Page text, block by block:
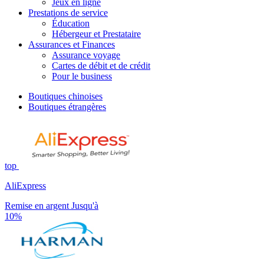
Prestations de service
Éducation
Hébergeur et Prestataire
Assurances et Finances
Assurance voyage
Cartes de débit et de crédit
Pour le business
Boutiques chinoises
Boutiques étrangères
top
AliExpress
Remise en argent Jusqu'à
10%